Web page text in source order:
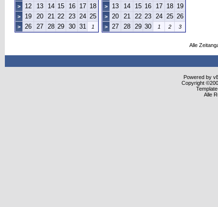
> 12 13 14 15 16 17 18
> 19 20 21 22 23 24 25
> 26 27 28 29 30 31 1
> 13 14 15 16 17 18 19
> 20 21 22 23 24 25 26
> 27 28 29 30 1 2 3
Alle
Powered by
Copyright
Alle